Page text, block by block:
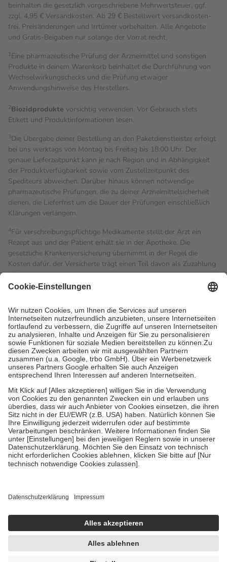
beinhalten die gesetzlich vorgeschriebene Mehrwertsteuer, ggf.
zzgl. 4,95 € Versandkosten. Ab 29 € Bestell­wert versand­kosten­
frei. Preisänderungen und Irrtümer vorbehalten. Alle Angebote
und Gratis-Beigaben nur solange der Vorrat reicht.
1Eine pharmazeutische Prüfung der Arzneimittel und sonstigen
Produkte in deinem Warenkorb beinhaltet die Durchführung von
Wechselwirkungschecks und die Prüfung etwaiger
Anwendungshinweise des Herstellers.
2Biozidprodukte vorsichtig verwenden. Vor Gebrauch stets
Etikett und Produktinformationen lesen.
3Die Übergabe deiner Bestellung an den Paketdienstleister erfolgt
bei uns werktags von Montag bis Freitag bis 18:00 Uhr. Der
genaue Lieferzeitpunkt kann je nach Region und in Abhängigkeit
der Produktverfügbarkeit sowie vom Zustellzeitpunkt des
Spediteurs abweichen. Darüber hinaus können notwendige
pharmazeutische Prüfungen, die zu deiner Arzneimittelsicherheit
dienen, die Lieferfrist um die Dauer der Prüfungen einschließlich
Klärungen verlängern.
4Für verschreibungspflichtige Medikamente stellt der Arzt ein
Rezept aus und der Patient erhält sie in der Apotheke. Die
gesetzliche Krankenversicherung übernimmt in der Regel die
Kosten dafür, der Versicherte trägt einen Teil davon als Zuzahlung
mit.
Grundsätzlich leisten Mitglieder Zuzahlungen in Höhe von zehn
höchstens zehn Euro.
Es sind jedoch nie mehr als die
tatsächlichen Kosten der Leistung zu entrichten.
Diese Regeln gelten grundsätzlich auch für Online-Apotheken.
Bei Heilmitteln und häuslicher Krankenpflege beträgt die
Zuzahlung zehn Prozent der Kosten sowie zehn Euro je
Verordnung.
Um das Engagement der Versicherten für ihre eigene Gesundheit
zu stärken und die besondere Stellung der Familie zu unterstützen,
fallenkeine Zuzahlungenan bei:
• Kindern und Jugendlichen bis zum vollendeten 18. Lebensjahr
mit Ausnahme der Fahrkosten
• Untersuchungen zur Vorsorge und Früherkennung, die von der
GKV getragen werden
• empfohlenen Schutzimpfungen
• Harn- und Blutteststreifen
getroffen, um sicherzustellen, dass es sich um echte Bewertungen
https://help.etrusted.com/hc/de/articles/4419944605341
Einige Bilder und Inhalte wurden unter Zuhilfenahme künstlicher